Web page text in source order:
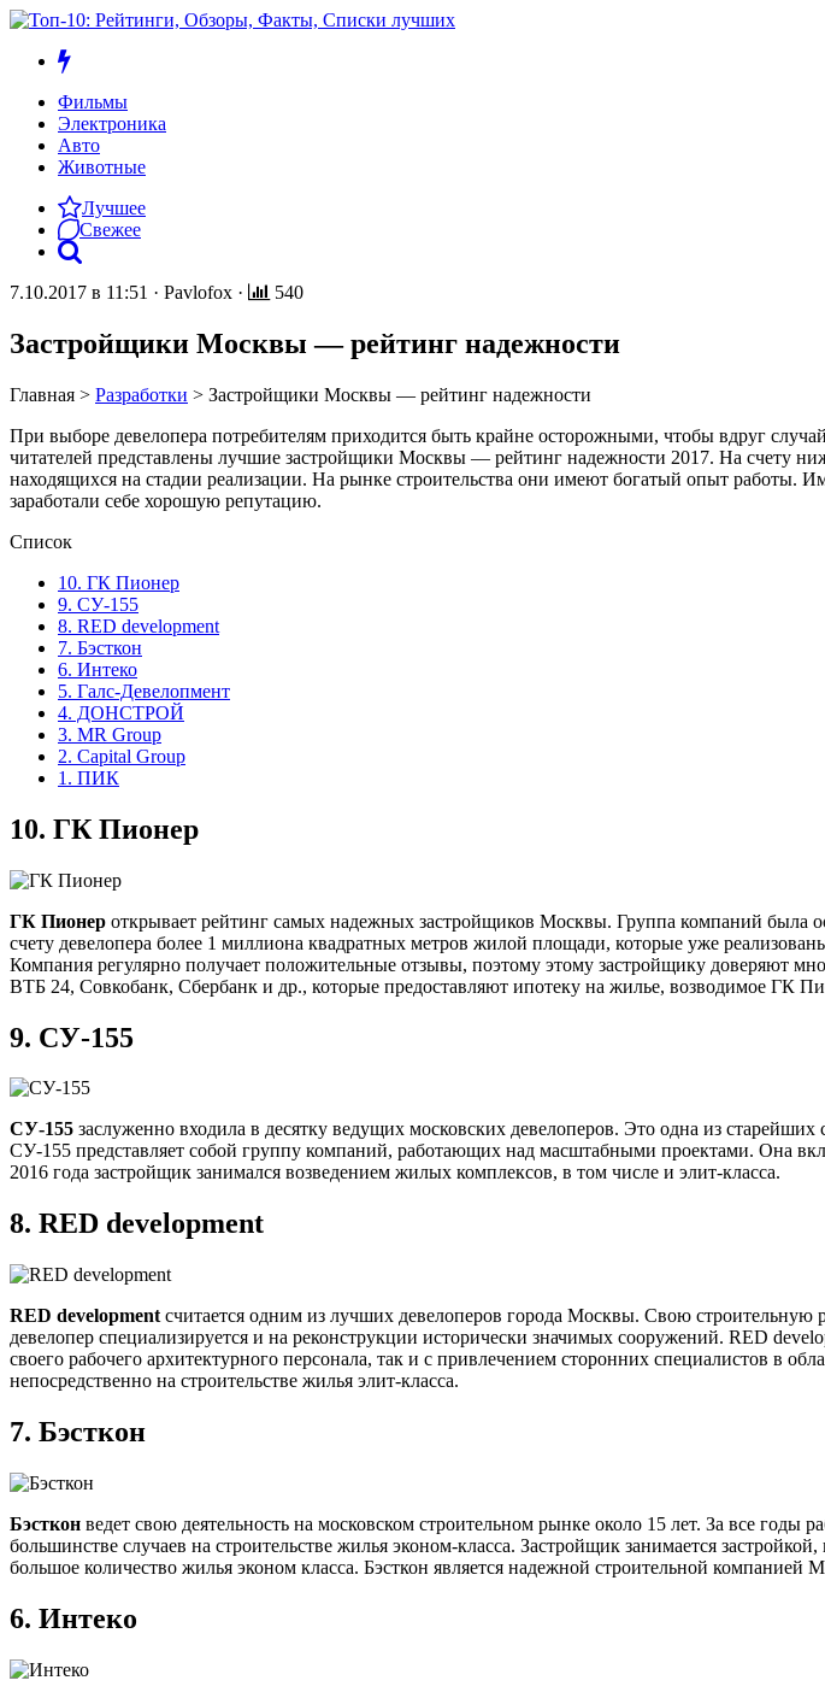
Фильмы
Электроника
Авто
Животные
Лучшее
Свежее
7.10.2017 в 11:51 · Pavlofox · 540
Застройщики Москвы — рейтинг надежности
Главная > Разработки > Застройщики Москвы — рейтинг надежности
При выборе девелопера потребителям приходится быть крайне осторожными, чтобы вдруг
читателей представлены лучшие застройщики Москвы — рейтинг надежности 2017. На счету
находящихся на стадии реализации. На рынке строительства они имеют богатый опыт работы.
заработали себе хорошую репутацию.
Список
10. ГК Пионер
9. СУ-155
8. RED development
7. Бэсткон
6. Интеко
5. Галс-Девелопмент
4. ДОНСТРОЙ
3. MR Group
2. Capital Group
1. ПИК
10. ГК Пионер
ГК Пионер открывает рейтинг самых надежных застройщиков Москвы. Группа компаний была
счету девелопера более 1 миллиона квадратных метров жилой площади, которые уже
Компания регулярно получает положительные отзывы, поэтому этому застройщику доверяют
ВТБ 24, Совкобанк, Сбербанк и др., которые предоставляют ипотеку на жилье, возводимое ГК
9. СУ-155
СУ-155 заслуженно входила в десятку ведущих московских девелоперов. Это одна из
СУ-155 представляет собой группу компаний, работающих над масштабными проектами. Она
2016 года застройщик занимался возведением жилых комплексов, в том числе и элит-класса.
8. RED development
RED development считается одним из лучших девелоперов города Москвы. Свою строительную
девелопер специализируется и на реконструкции исторически значимых сооружений. RED
своего рабочего архитектурного персонала, так и с привлечением сторонних специалистов в
непосредственно на строительстве жилья элит-класса.
7. Бэсткон
Бэсткон ведет свою деятельность на московском строительном рынке около 15 лет. За все
большинстве случаев на строительстве жилья эконом-класса. Застройщик занимается
большое количество жилья эконом класса. Бэсткон является надежной строительной
6. Интеко